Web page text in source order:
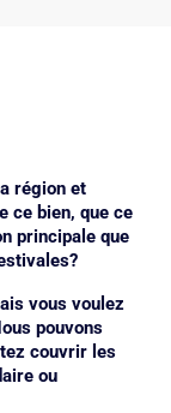
région et
ce bien, que ce
principale que
vous voulez
pouvons
couvrir les
ou